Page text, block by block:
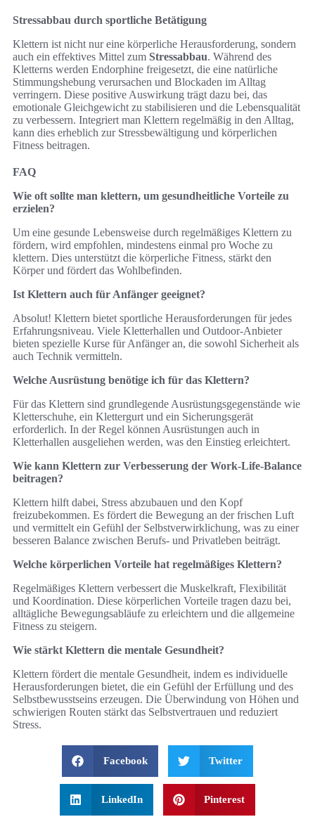
Stressabbau durch sportliche Betätigung
Klettern ist nicht nur eine körperliche Herausforderung, sondern
auch ein effektives Mittel zum Stressabbau. Während des
Kletterns werden Endorphine freigesetzt, die eine natürliche
Stimmungshebung verursachen und Blockaden im Alltag
verringern. Diese positive Auswirkung trägt dazu bei, das
emotionale Gleichgewicht zu stabilisieren und die Lebensqualität
zu verbessern. Integriert man Klettern regelmäßig in den Alltag,
kann dies erheblich zur Stressbewältigung und körperlichen
Fitness beitragen.
FAQ
Wie oft sollte man klettern, um gesundheitliche Vorteile zu
erzielen?
Um eine gesunde Lebensweise durch regelmäßiges Klettern zu
fördern, wird empfohlen, mindestens einmal pro Woche zu
klettern. Dies unterstützt die körperliche Fitness, stärkt den
Körper und fördert das Wohlbefinden.
Ist Klettern auch für Anfänger geeignet?
Absolut! Klettern bietet sportliche Herausforderungen für jedes
Erfahrungsniveau. Viele Kletterhallen und Outdoor-Anbieter
bieten spezielle Kurse für Anfänger an, die sowohl Sicherheit als
auch Technik vermitteln.
Welche Ausrüstung benötige ich für das Klettern?
Für das Klettern sind grundlegende Ausrüstungsgegenstände wie
Kletterschuhe, ein Klettergurt und ein Sicherungsgerät
erforderlich. In der Regel können Ausrüstungen auch in
Kletterhallen ausgeliehen werden, was den Einstieg erleichtert.
Wie kann Klettern zur Verbesserung der Work-Life-Balance
beitragen?
Klettern hilft dabei, Stress abzubauen und den Kopf
freizubekommen. Es fördert die Bewegung an der frischen Luft
und vermittelt ein Gefühl der Selbstverwirklichung, was zu einer
besseren Balance zwischen Berufs- und Privatleben beiträgt.
Welche körperlichen Vorteile hat regelmäßiges Klettern?
Regelmäßiges Klettern verbessert die Muskelkraft, Flexibilität
und Koordination. Diese körperlichen Vorteile tragen dazu bei,
alltägliche Bewegungsabläufe zu erleichtern und die allgemeine
Fitness zu steigern.
Wie stärkt Klettern die mentale Gesundheit?
Klettern fördert die mentale Gesundheit, indem es individuelle
Herausforderungen bietet, die ein Gefühl der Erfüllung und des
Selbstbewusstseins erzeugen. Die Überwindung von Höhen und
schwierigen Routen stärkt das Selbstvertrauen und reduziert
Stress.
Facebook Twitter
LinkedIn Pinterest